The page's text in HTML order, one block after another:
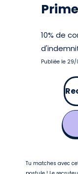
10% de
Publiée le
Tu matches avec